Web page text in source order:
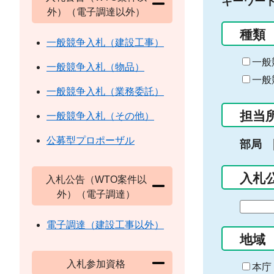
種類
一般
一般
担当
部局
入札
の
始
ま
地域
本庁
外）（電子調達以外）
一般競争入札（建設工事）
一般競争入札（物品）
一般競争入札（業務委託）
一般競争入札（その他）
公募型プロポーザル
入札公告（WTO案件以
外）（電子調達）
電子調達（建設工事以外）
入札参加資格